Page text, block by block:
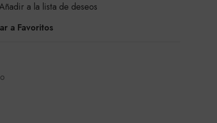
a la lista de deseos
a Favoritos